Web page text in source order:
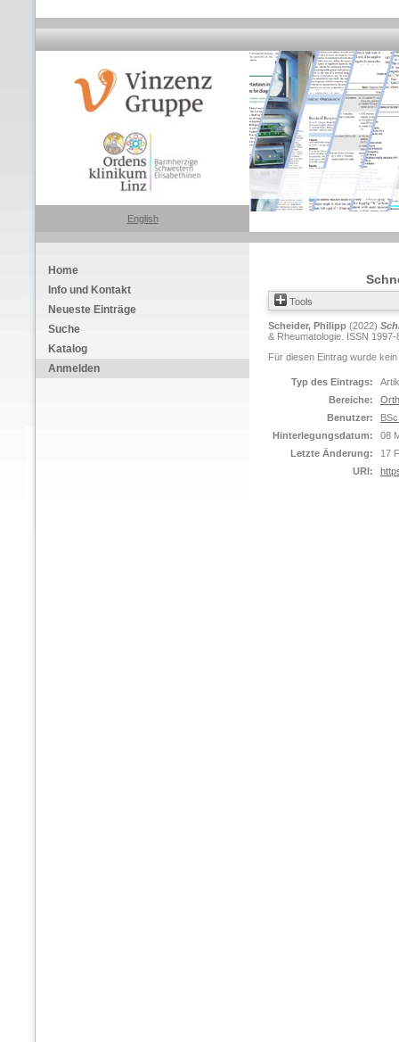
English
Home
Info und Kontakt
Neueste Einträge
Suche
Katalog
Anmelden
Tools
Scheider, Philipp (2022)
& Rheumatologie. ISSN 1997-
Für diesen Eintrag wurde
Typ des Eintrags:
Bereiche:
Benutzer:
Hinterlegungsdatum:
08
Letzte Änderung:
17
URI: